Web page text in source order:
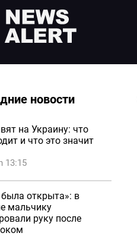
новости
на Украину: что
и что это значит
13:15
открыта»: в
мальчику
руку после